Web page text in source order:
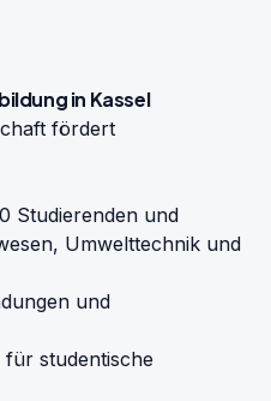
in Kassel
fördert
Studierenden und
Umwelttechnik und
und
für studentische